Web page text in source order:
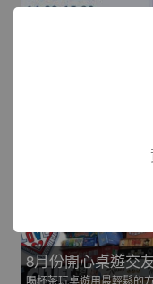
愛情策略學l森田琳
線上愛情講座有助於單身
8月份開心桌遊交
喝杯茶玩桌遊用最輕鬆的